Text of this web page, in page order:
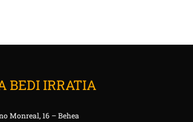
BEDI IRRATIA
Monreal, 16 – Behea